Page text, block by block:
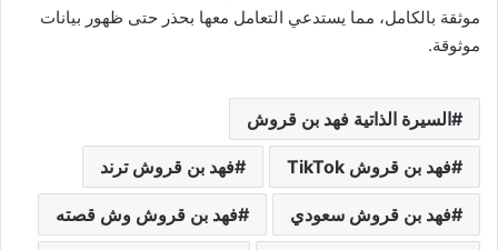
موثقة بالكامل، مما يستدعي التعامل معها بحذر حتى ظهور بيانات
موثوقة.
السيرة الذاتية فهد بن قروش
فهد بن قروش TikTok فهد بن قروش ترند
فهد بن قروش سعودي فهد بن قروش وش قصته